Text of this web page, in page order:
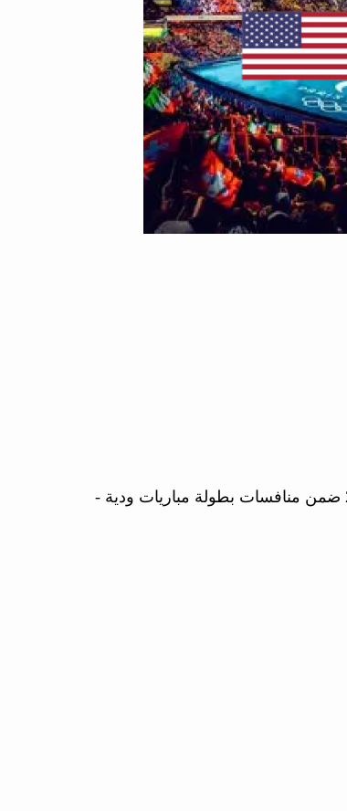
في مباراة جمعتهما اليوم 06 يونيو 2026 ضمن منافسات بطولة مباريات ودية -